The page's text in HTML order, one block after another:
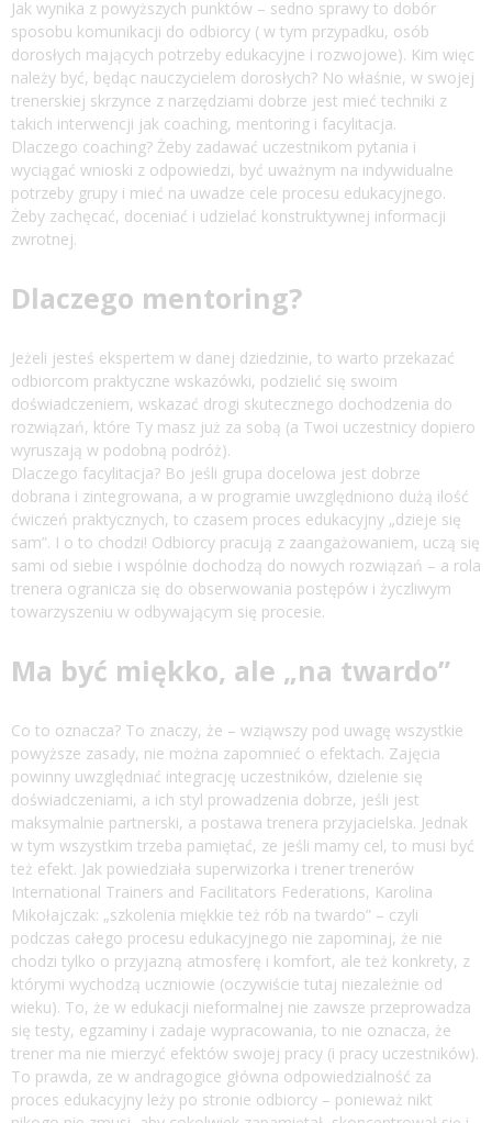
Jak wynika z powyższych punktów – sedno sprawy to dobór
sposobu komunikacji do odbiorcy ( w tym przypadku, osób
dorosłych mających potrzeby edukacyjne i rozwojowe). Kim więc
należy być, będąc nauczycielem dorosłych? No właśnie, w swojej
trenerskiej skrzynce z narzędziami dobrze jest mieć techniki z
takich interwencji jak coaching, mentoring i facylitacja.
Dlaczego coaching? Żeby zadawać uczestnikom pytania i
wyciągać wnioski z odpowiedzi, być uważnym na indywidualne
potrzeby grupy i mieć na uwadze cele procesu edukacyjnego.
Żeby zachęcać, doceniać i udzielać konstruktywnej informacji
zwrotnej.
Dlaczego mentoring?
Jeżeli jesteś ekspertem w danej dziedzinie, to warto przekazać
odbiorcom praktyczne wskazówki, podzielić się swoim
doświadczeniem, wskazać drogi skutecznego dochodzenia do
rozwiązań, które Ty masz już za sobą (a Twoi uczestnicy dopiero
wyruszają w podobną podróż).
Dlaczego facylitacja? Bo jeśli grupa docelowa jest dobrze
dobrana i zintegrowana, a w programie uwzględniono dużą ilość
ćwiczeń praktycznych, to czasem proces edukacyjny „dzieje się
sam”. I o to chodzi! Odbiorcy pracują z zaangażowaniem, uczą się
sami od siebie i wspólnie dochodzą do nowych rozwiązań – a rola
trenera ogranicza się do obserwowania postępów i życzliwym
towarzyszeniu w odbywającym się procesie.
Ma być miękko, ale „na twardo”
Co to oznacza? To znaczy, że – wziąwszy pod uwagę wszystkie
powyższe zasady, nie można zapomnieć o efektach. Zajęcia
powinny uwzględniać integrację uczestników, dzielenie się
doświadczeniami, a ich styl prowadzenia dobrze, jeśli jest
maksymalnie partnerski, a postawa trenera przyjacielska. Jednak
w tym wszystkim trzeba pamiętać, ze jeśli mamy cel, to musi być
też efekt. Jak powiedziała superwizorka i trener trenerów
International Trainers and Facilitators Federations, Karolina
Mikołajczak: „szkolenia miękkie też rób na twardo” – czyli
podczas całego procesu edukacyjnego nie zapominaj, że nie
chodzi tylko o przyjazną atmosferę i komfort, ale też konkrety, z
którymi wychodzą uczniowie (oczywiście tutaj niezależnie od
wieku). To, że w edukacji nieformalnej nie zawsze przeprowadza
się testy, egzaminy i zadaje wypracowania, to nie oznacza, że
trener ma nie mierzyć efektów swojej pracy (i pracy uczestników).
To prawda, ze w andragogice główna odpowiedzialność za
proces edukacyjny leży po stronie odbiorcy – ponieważ nikt